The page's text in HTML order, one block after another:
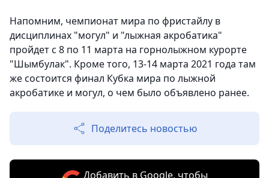
Напомним, чемпионат мира по фристайлу в
дисциплинах "могул" и "лыжная акробатика"
пройдет с 8 по 11 марта на горнолыжном курорте
"Шымбулак". Кроме того, 13-14 марта 2021 года там
же состоится финал Кубка мира по лыжной
акробатике и могул, о чем было объявлено ранее.
Поделитесь новостью
Добавить в Google, чтобы